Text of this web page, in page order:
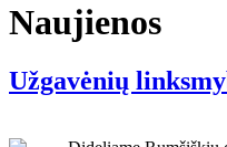
Naujienos
Užgavėnių